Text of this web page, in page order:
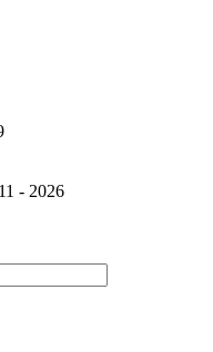
- 2026